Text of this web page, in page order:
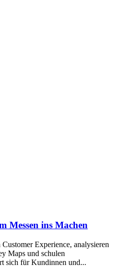
Messen ins Machen
Experience, analysieren
Maps und schulen
sich für Kundinnen und...